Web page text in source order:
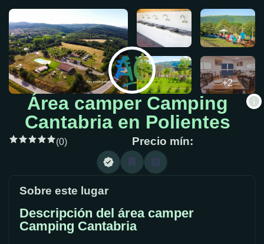
+2
Área camper Camping
Cantabria en Polientes
(0) Precio mín:
Sobre este lugar
Descripción del área camper
Camping Cantabria